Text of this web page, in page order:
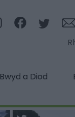
Bwyd a Diod